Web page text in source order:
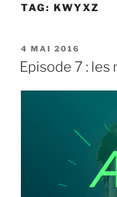
TAG: KWYXZ
PUBLIÉ
LE
4 MAI 2016
Episode 7 :